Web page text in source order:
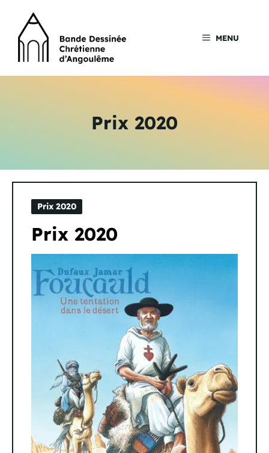
contenu
MENU
Prix 2020
Prix 2020
Prix 2020